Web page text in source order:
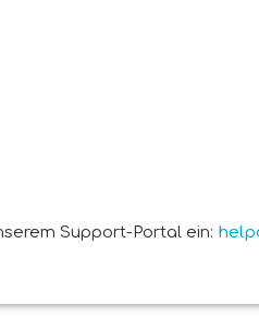
Support-Portal ein: